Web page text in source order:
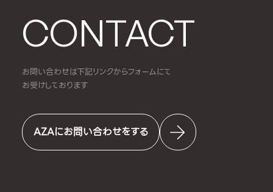
CONTACT
お問い合わせは下記リンクからフォームにて
お受けしております
AZAにお問い合わせをする